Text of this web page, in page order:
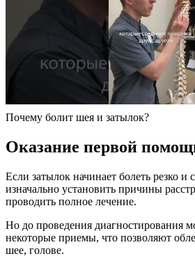
Почему болит шея и затылок?
Оказание первой
Если затылок начинает болеть резко и
изначально установить причины
проводить полное лечение.
Но до проведения диагностирования
некоторые приемы, что позволяют
шее, голове.